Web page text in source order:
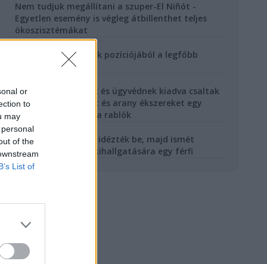
or
to
may
of the
List of
Nem tudjuk megállítani a szuper-El Niñót -
Egyetlen esemény is végleg átbillenthet teljes
ökoszisztémákat
6 órával ezelőtt
Eldőlt, mikor távozik pozíciójából a legfőbb
Magukat rendőrnek és ügyvédnek kiadva csaltak
ki 2,5 millió forintot és arany ékszereket egy
dunaföldvári nőtől a rablók
7 órával ezelőtt
Ittas vezetés miatt idézték be, majd ismét
ittasan vezetett a kihallgatására egy férfi